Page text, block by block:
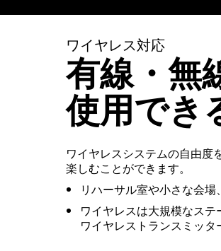
ワイヤレス対応
有線・無
使用でき
ワイヤレスシステムの自由度
楽しむことができます。
リハーサル室や小さな会場
ワイヤレスは大規模なス
ワイヤレストランスミッタ